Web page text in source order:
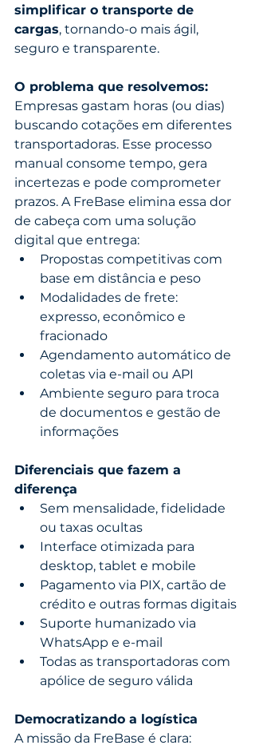
simplificar o transporte de
cargas, tornando-o mais ágil,
seguro e transparente.
O problema que resolvemos:
Empresas gastam horas (ou dias)
buscando cotações em diferentes
transportadoras. Esse processo
manual consome tempo, gera
incertezas e pode comprometer
prazos. A FreBase elimina essa dor
de cabeça com uma solução
digital que entrega:
Propostas competitivas com
base em distância e peso
Modalidades de frete:
expresso, econômico e
fracionado
Agendamento automático de
coletas via e-mail ou API
Ambiente seguro para troca
de documentos e gestão de
informações
Diferenciais que fazem a
diferença
Sem mensalidade, fidelidade
ou taxas ocultas
Interface otimizada para
desktop, tablet e mobile
Pagamento via PIX, cartão de
crédito e outras formas digitais
Suporte humanizado via
WhatsApp e e-mail
Todas as transportadoras com
apólice de seguro válida
Democratizando a logística
A missão da FreBase é clara: